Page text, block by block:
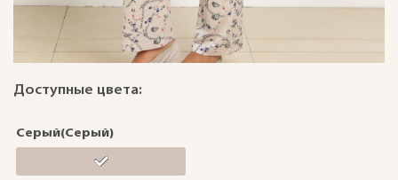
Доступные цвета:
Серый(Серый)